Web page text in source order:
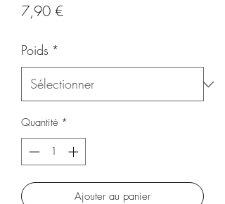
7,90 €Prix
Poids *
Quantité *
Ajouter au panier